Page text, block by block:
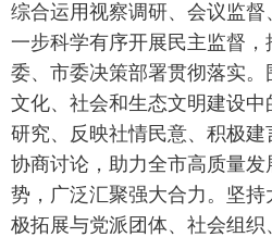
综合运用视察调研、会议监
一步科学有序开展民主监督
委、市委决策部署贯彻落实。
文化、社会和生态文明建设
研究、反映社情民意、积极
协商讨论，助力全市高质量
势，广泛汇聚强大合力。坚
极拓展与党派团体、社会组